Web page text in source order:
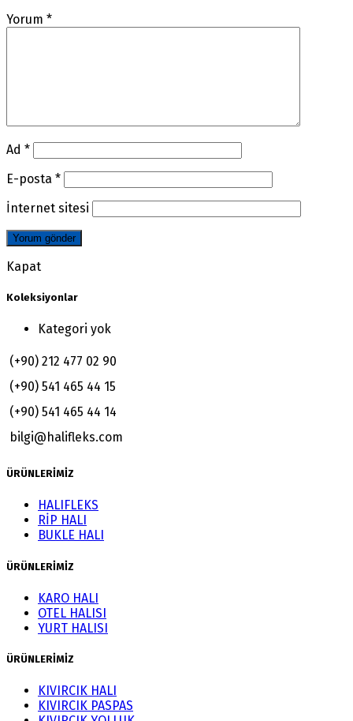
Yorum *
Ad *
E-posta *
İnternet sitesi
Kapat
Koleksiyonlar
Kategori yok
(+90) 212 477 02 90
(+90) 541 465 44 15
(+90) 541 465 44 14
bilgi@halifleks.com
ÜRÜNLERİMİZ
HALIFLEKS
RİP HALI
BUKLE HALI
ÜRÜNLERİMİZ
KARO HALI
OTEL HALISI
YURT HALISI
ÜRÜNLERİMİZ
KIVIRCIK HALI
KIVIRCIK PASPAS